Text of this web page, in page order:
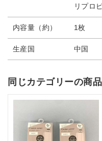
リプロ
内容量（約） 1枚
生産国 中国
同じカテゴリーの商品